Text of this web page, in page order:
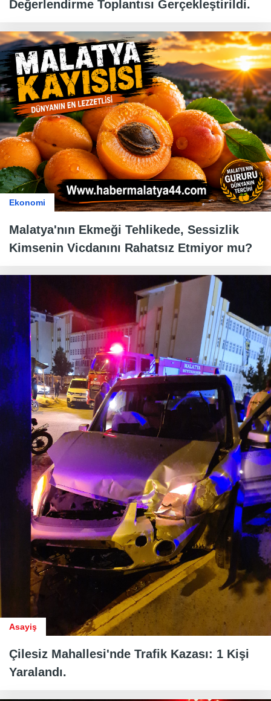
Değerlendirme Toplantısı Gerçekleştirildi.
Ekonomi
Malatya'nın Ekmeği Tehlikede, Sessizlik
Kimsenin Vicdanını Rahatsız Etmiyor mu?
Asayiş
Çilesiz Mahallesi'nde Trafik Kazası: 1 Kişi
Yaralandı.